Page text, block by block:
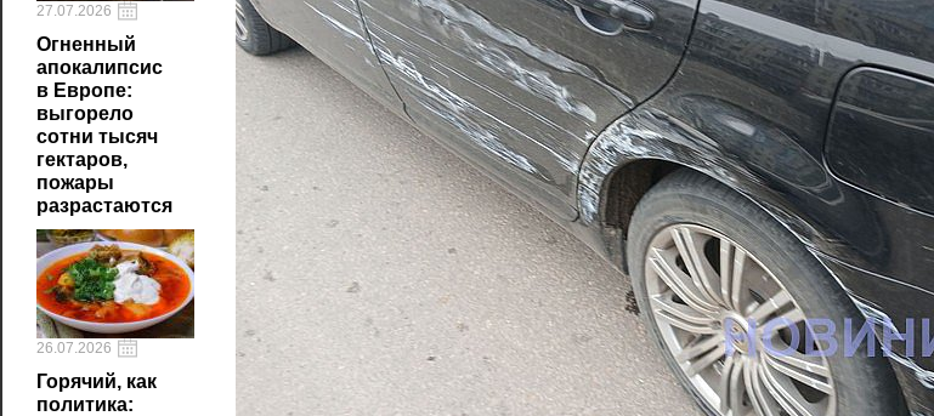
27.07.2026
Огненный
апокалипсис
в Европе:
выгорело
сотни тысяч
гектаров,
пожары
разрастаются
26.07.2026
Горячий, как
политика: